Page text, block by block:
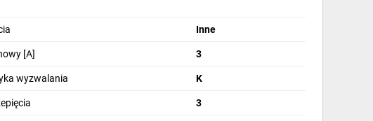
Inne
[A] 3
wyzwalania K
3